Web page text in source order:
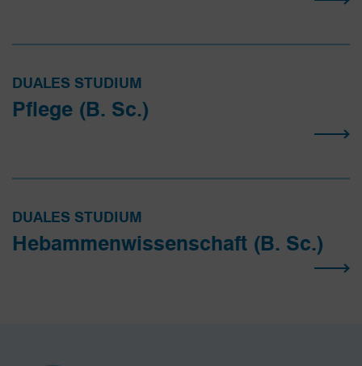
DUALES STUDIUM
Pflege (B. Sc.)
DUALES STUDIUM
Hebammen­wissenschaft (B. Sc.)